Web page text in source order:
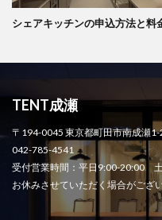
シェアキッチンの申込方法と料
TENT成瀬
〒194-0045 東京都町田市南成瀬
042-785-4541
受付営業時間：平日9:00-20:00
お休みさせていただく場合がござ